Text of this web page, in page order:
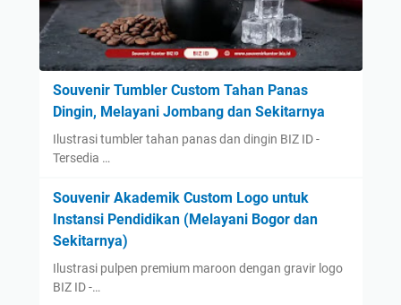
Souvenir Tumbler Custom Tahan Panas
Dingin, Melayani Jombang dan Sekitarnya
Ilustrasi tumbler tahan panas dan dingin BIZ ID -
Tersedia …
Souvenir Akademik Custom Logo untuk
Instansi Pendidikan (Melayani Bogor dan
Sekitarnya)
Ilustrasi pulpen premium maroon dengan gravir logo
BIZ ID -…